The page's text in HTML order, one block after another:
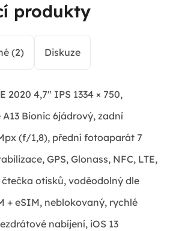
produkty
(2) Diskuze
2020 4,7" IPS 1334 × 750,
Bionic 6jádrový, zadní
(f/1,8), přední fotoaparát 7
GPS, Glonass, NFC, LTE,
otisků, voděodolný dle
+ eSIM, neblokovaný, rychlé
nabíjení, iOS 13